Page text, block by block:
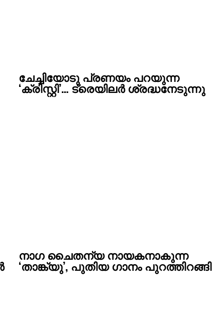
ചേച്ചിയോടു പ്രണയം പറയുന്ന
‘ക്രിസ്റ്റി’… ട്രെയിലർ ശ്രദ്ധനേടുന്നു
നാഗ ചൈതന്യ നായകനാകുന്ന
‘താങ്ക്യു’, പുതിയ ഗാനം പുറത്തിറങ്ങി